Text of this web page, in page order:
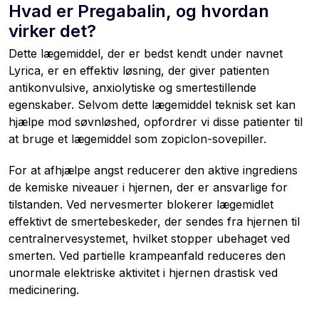
Hvad er Pregabalin, og hvordan
virker det?
Dette lægemiddel, der er bedst kendt under navnet
Lyrica, er en effektiv løsning, der giver patienten
antikonvulsive, anxiolytiske og smertestillende
egenskaber. Selvom dette lægemiddel teknisk set kan
hjælpe mod søvnløshed, opfordrer vi disse patienter til
at bruge et lægemiddel som zopiclon-sovepiller.
For at afhjælpe angst reducerer den aktive ingrediens
de kemiske niveauer i hjernen, der er ansvarlige for
tilstanden. Ved nervesmerter blokerer lægemidlet
effektivt de smertebeskeder, der sendes fra hjernen til
centralnervesystemet, hvilket stopper ubehaget ved
smerten. Ved partielle krampeanfald reduceres den
unormale elektriske aktivitet i hjernen drastisk ved
medicinering.